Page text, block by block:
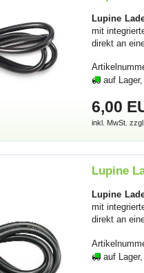
Lupine
mit
direkt an
auf
6,00
inkl. MwSt.
Lupine
Lupine
mit
direkt an
auf